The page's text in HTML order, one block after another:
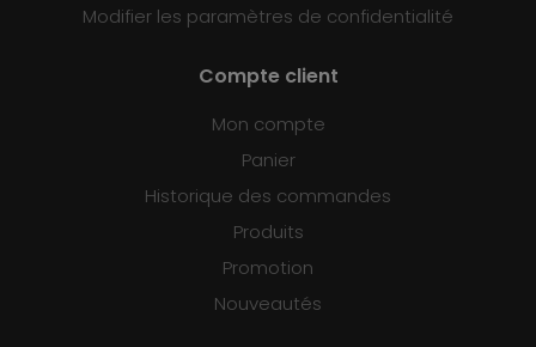
Modifier les paramètres de confidentialité
Compte client
Mon compte
Panier
Historique des commandes
Produits
Promotion
Nouveautés